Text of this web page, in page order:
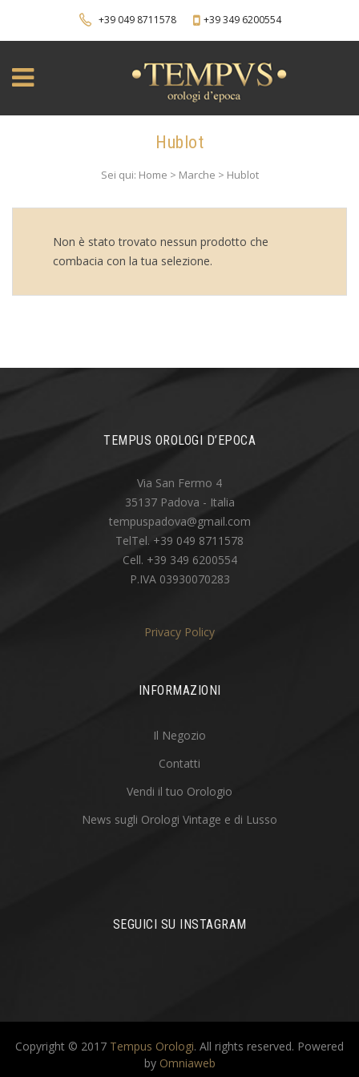
+39 049 8711578 +39 349 6200554
Hublot
Sei qui: Home > Marche > Hublot
Non è stato trovato nessun prodotto che
combacia con la tua selezione.
TEMPUS OROLOGI D’EPOCA
Via San Fermo 4
35137 Padova - Italia
tempuspadova@gmail.com
TelTel. +39 049 8711578
Cell. +39 349 6200554
P.IVA 03930070283
Privacy Policy
INFORMAZIONI
Il Negozio
Contatti
Vendi il tuo Orologio
News sugli Orologi Vintage e di Lusso
SEGUICI SU INSTAGRAM
Copyright © 2017 Tempus Orologi. All rights reserved. Powered
by Omniaweb